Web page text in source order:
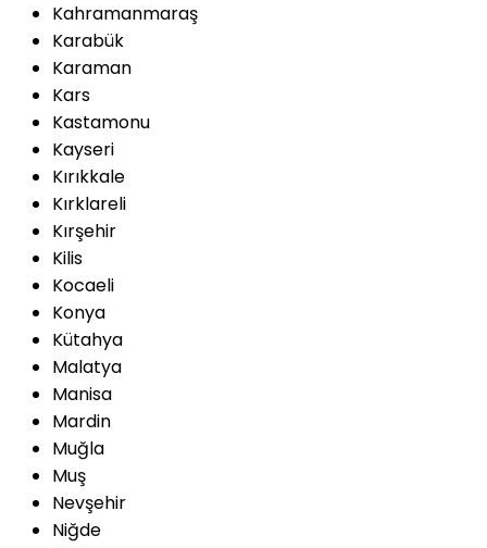
Kahramanmaraş
Karabük
Karaman
Kars
Kastamonu
Kayseri
Kırıkkale
Kırklareli
Kırşehir
Kilis
Kocaeli
Konya
Kütahya
Malatya
Manisa
Mardin
Muğla
Muş
Nevşehir
Niğde